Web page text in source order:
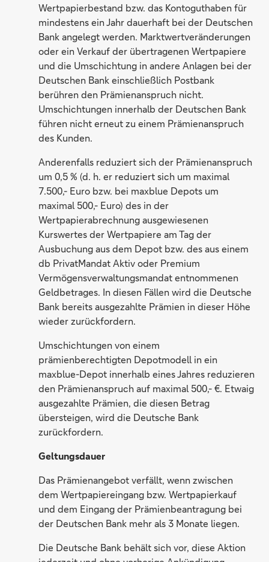
Wertpapierbestand bzw. das Kontoguthaben für
mindestens ein Jahr dauerhaft bei der Deutschen
Bank angelegt werden. Marktwertveränderungen
oder ein Verkauf der übertragenen Wertpapiere
und die Umschichtung in andere Anlagen bei der
Deutschen Bank einschließlich Postbank
berühren den Prämienanspruch nicht.
Umschichtungen innerhalb der Deutschen Bank
führen nicht erneut zu einem Prämienanspruch
des Kunden.
Anderenfalls reduziert sich der Prämienanspruch
um 0,5 % (d. h. er reduziert sich um maximal
7.500,- Euro bzw. bei maxblue Depots um
maximal 500,- Euro) des in der
Wertpapierabrechnung ausgewiesenen
Kurswertes der Wertpapiere am Tag der
Ausbuchung aus dem Depot bzw. des aus einem
db PrivatMandat Aktiv oder Premium
Vermögensverwaltungsmandat entnommenen
Geldbetrages. In diesen Fällen wird die Deutsche
Bank bereits ausgezahlte Prämien in dieser Höhe
wieder zurückfordern.
Umschichtungen von einem
prämienberechtigten Depotmodell in ein
maxblue-Depot innerhalb eines Jahres reduzieren
den Prämienanspruch auf maximal 500,- €. Etwaig
ausgezahlte Prämien, die diesen Betrag
übersteigen, wird die Deutsche Bank
zurückfordern.
Geltungsdauer
Das Prämienangebot verfällt, wenn zwischen
dem Wertpapiereingang bzw. Wertpapierkauf
und dem Eingang der Prämienbeantragung bei
der Deutschen Bank mehr als 3 Monate liegen.
Die Deutsche Bank behält sich vor, diese Aktion